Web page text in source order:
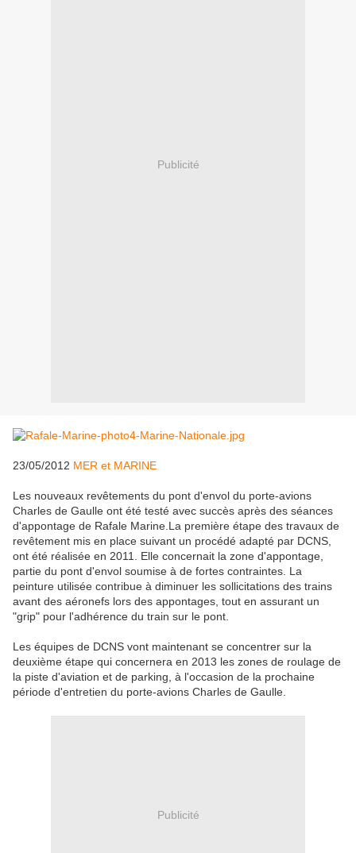
Publicité
23/05/2012 MER et MARINE
Les nouveaux revêtements du pont d'envol du porte-avions
Charles de Gaulle ont été testé avec succès après des séances
d'appontage de Rafale Marine.La première étape des travaux de
revêtement mis en place suivant un procédé adapté par DCNS,
ont été réalisée en 2011. Elle concernait la zone d'appontage,
partie du pont d'envol soumise à de fortes contraintes. La
peinture utilisée contribue à diminuer les sollicitations des trains
avant des aéronefs lors des appontages, tout en assurant un
"grip" pour l'adhérence du train sur le pont.
Les équipes de DCNS vont maintenant se concentrer sur la
deuxième étape qui concernera en 2013 les zones de roulage de
la piste d'aviation et de parking, à l'occasion de la prochaine
période d'entretien du porte-avions Charles de Gaulle.
Publicité